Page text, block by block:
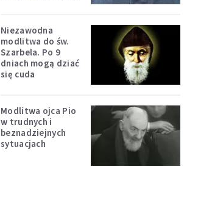
Niezawodna
modlitwa do św.
Szarbela. Po 9
dniach mogą dziać
się cuda
Modlitwa ojca Pio
w trudnych i
beznadziejnych
sytuacjach